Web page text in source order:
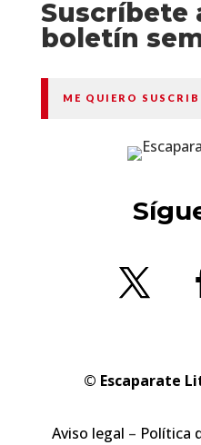
Suscríbete
boletín
ME QUIERO
© Escaparate
Aviso legal – Política